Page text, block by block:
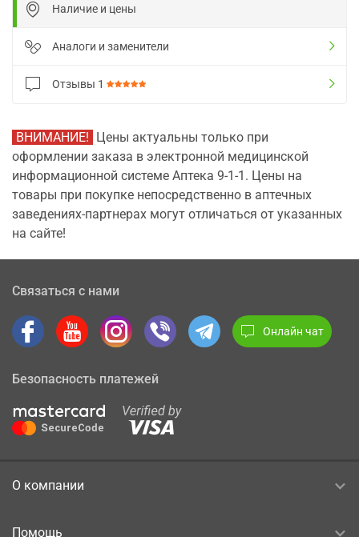
Наличие и цены
Аналоги и заменители
Отзывы 1
ВНИМАНИЕ! Цены актуальны только при
оформлении заказа в электронной медицинской
информационной системе Аптека 9-1-1. Цены на
товары при покупке непосредственно в аптечных
заведениях-партнерах могут отличаться от указанных
на сайте!
Связаться с нами
Онлайн чат
Безопасность платежей
О компании
Помощь